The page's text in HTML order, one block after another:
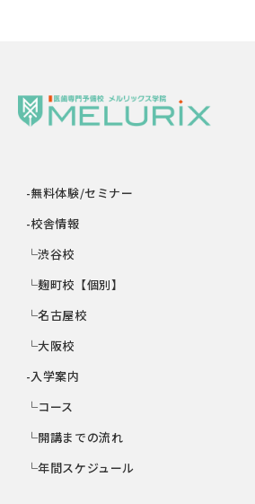
-無料体験/セミナー
-校舎情報
└渋谷校
└麹町校【個別】
└名古屋校
└大阪校
-入学案内
└コース
└開講までの流れ
└年間スケジュール